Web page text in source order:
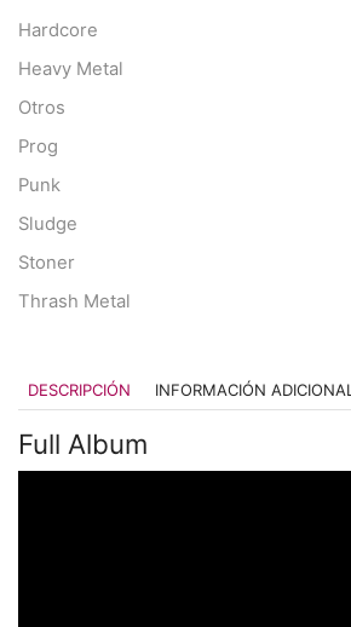
Hardcore
Heavy Metal
Otros
Prog
Punk
Sludge
Stoner
Thrash Metal
DESCRIPCIÓN INFORMACIÓN ADICIONAL
Full Album